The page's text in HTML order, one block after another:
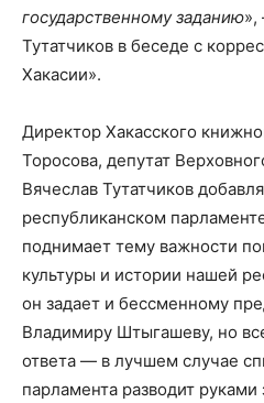
государственному заданию»,
Тутатчиков в беседе с
Хакасии».
Директор Хакасского
Торосова, депутат
Вячеслав Тутатчиков
республиканском
поднимает тему важности
культуры и истории нашей
он задает и бессменному
Владимиру Штыгашеву, но
ответа — в лучшем случае
парламента разводит руками